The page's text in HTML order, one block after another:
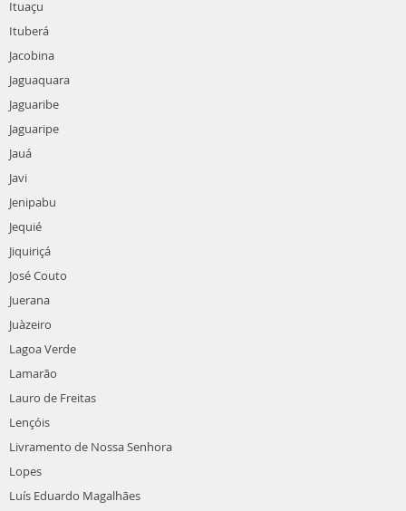
Ituaçu
Ituberá
Jacobina
Jaguaquara
Jaguaribe
Jaguaripe
Jauá
Javi
Jenipabu
Jequié
Jiquiriçá
José Couto
Juerana
Juàzeiro
Lagoa Verde
Lamarão
Lauro de Freitas
Lençóis
Livramento de Nossa Senhora
Lopes
Luís Eduardo Magalhães